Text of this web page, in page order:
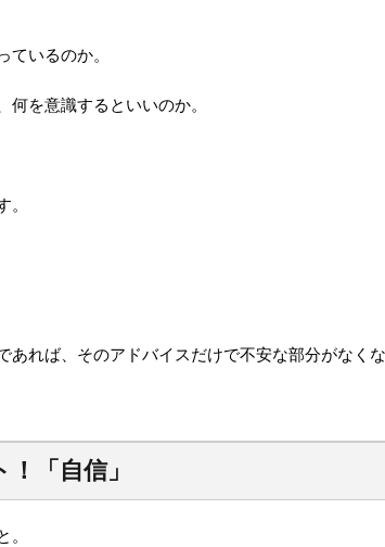
ているのか。
を意識するといいのか。
。
あれば、そのアドバイスだけで不安な部分がなく
「自信」
。